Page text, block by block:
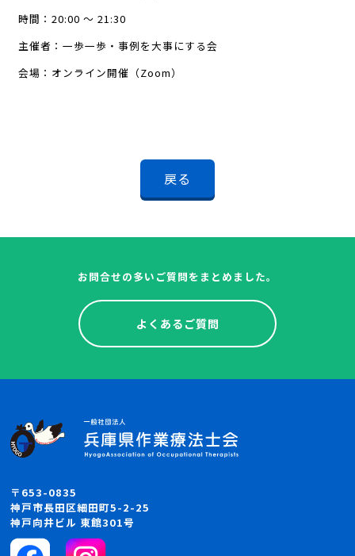
時間：20:00 ～ 21:30
主催者：一歩一歩・事例を大事にする会
会場：オンライン開催（Zoom）
戻る
お問合せの多いご質問をまとめました。
よくあるご質問
〒653-0835
神戸市長田区細田町5-2-25
神戸向井ビル 東館301号